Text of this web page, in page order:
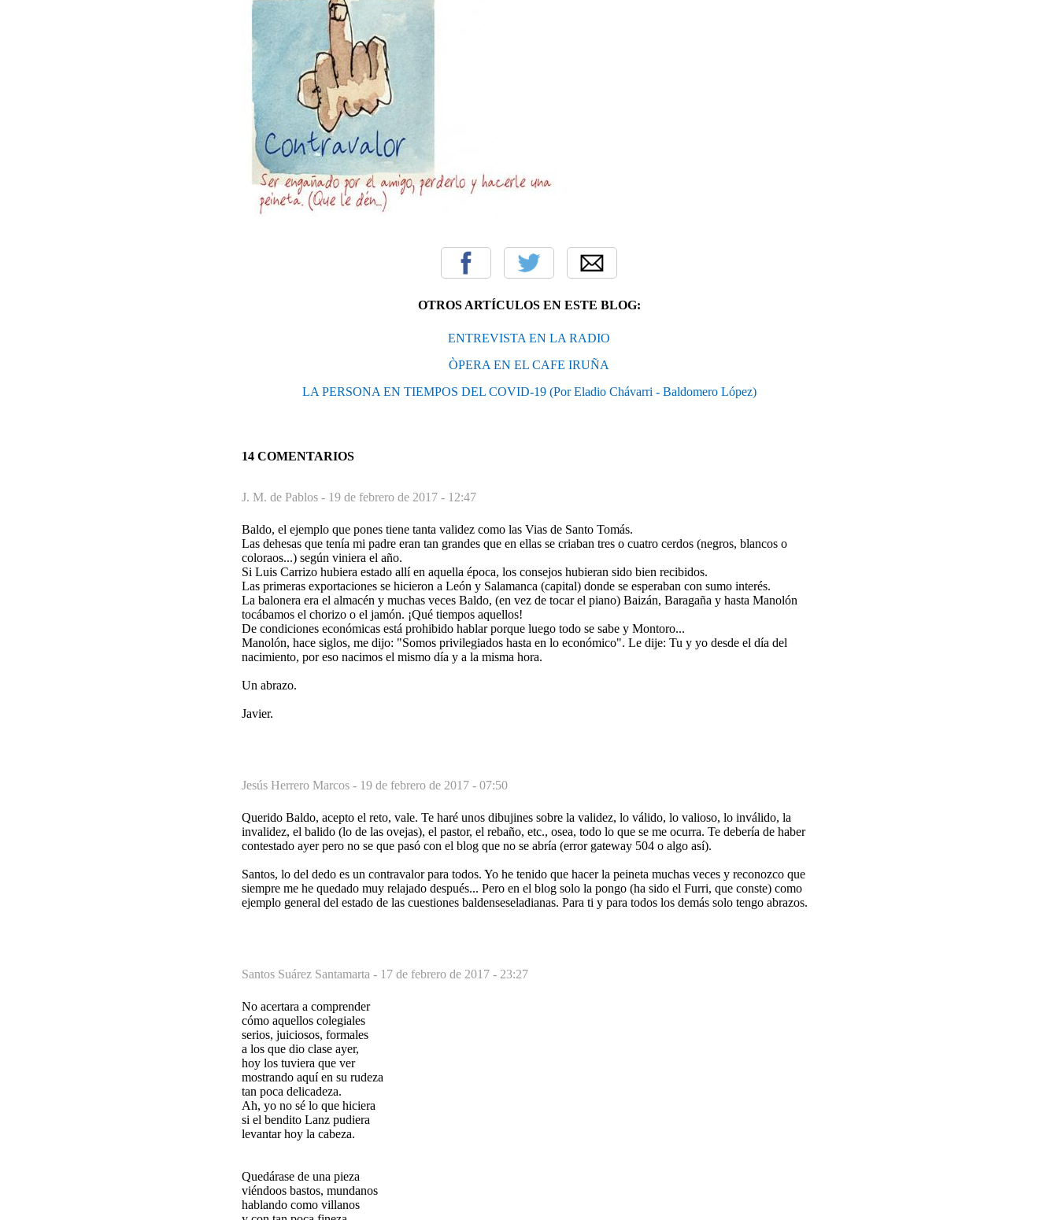
OTROS ARTÍCULOS EN ESTE BLOG:
ENTREVISTA EN LA RADIO
ÒPERA EN EL CAFE IRUÑA
LA PERSONA EN TIEMPOS DEL COVID-19 (Por Eladio Chávarri - Baldomero López)
14 COMENTARIOS
J. M. de Pablos - 19 de febrero de 2017 - 12:47
Baldo, el ejemplo que pones tiene tanta validez como las Vias de Santo Tomás.
Las dehesas que tenía mi padre eran tan grandes que en ellas se criaban tres o cuatro cerdos (negros, blancos o
coloraos...) según viniera el año.
Si Luis Carrizo hubiera estado allí en aquella época, los consejos hubieran sido bien recibidos.
Las primeras exportaciones se hicieron a León y Salamanca (capital) donde se esperaban con sumo interés.
La balonera era el almacén y muchas veces Baldo, (en vez de tocar el piano) Baizán, Baragaña y hasta Manolón
tocábamos el chorizo o el jamón. ¡Qué tiempos aquellos!
De condiciones económicas está prohibido hablar porque luego todo se sabe y Montoro...
Manolón, hace siglos, me dijo: "Somos privilegiados hasta en lo económico". Le dije: Tu y yo desde el día del
nacimiento, por eso nacimos el mismo día y a la misma hora.
Un abrazo.
Javier.
Jesús Herrero Marcos - 19 de febrero de 2017 - 07:50
Querido Baldo, acepto el reto, vale. Te haré unos dibujines sobre la validez, lo válido, lo valioso, lo inválido, la
invalidez, el balido (lo de las ovejas), el pastor, el rebaño, etc., osea, todo lo que se me ocurra. Te debería de haber
contestado ayer pero no se que pasó con el blog que no se abría (error gateway 504 o algo así).
Santos, lo del dedo es un contravalor para todos. Yo he tenido que hacer la peineta muchas veces y reconozco que
siempre me he quedado muy relajado después... Pero en el blog solo la pongo (ha sido el Furri, que conste) como
ejemplo general del estado de las cuestiones baldenseseladianas. Para ti y para todos los demás solo tengo abrazos.
Santos Suárez Santamarta - 17 de febrero de 2017 - 23:27
No acertara a comprender
cómo aquellos colegiales
serios, juiciosos, formales
a los que dio clase ayer,
hoy los tuviera que ver
mostrando aquí en su rudeza
tan poca delicadeza.
Ah, yo no sé lo que hiciera
si el bendito Lanz pudiera
levantar hoy la cabeza.
Quedárase de una pieza
viéndoos bastos, mundanos
hablando como villanos